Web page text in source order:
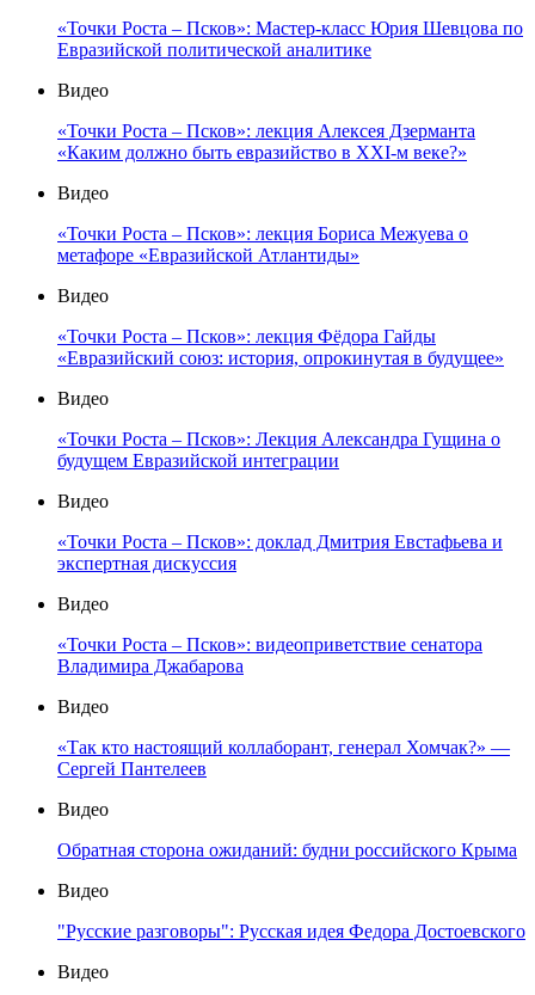
«Точки Роста – Псков»: Мастер-класс Юрия Шевцова по
Евразийской политической аналитике
Видео
«Точки Роста – Псков»: лекция Алексея Дзерманта
«Каким должно быть евразийство в XXI-м веке?»
Видео
«Точки Роста – Псков»: лекция Бориса Межуева о
метафоре «Евразийской Атлантиды»
Видео
«Точки Роста – Псков»: лекция Фёдора Гайды
«Евразийский союз: история, опрокинутая в будущее»
Видео
«Точки Роста – Псков»: Лекция Александра Гущина о
будущем Евразийской интеграции
Видео
«Точки Роста – Псков»: доклад Дмитрия Евстафьева и
экспертная дискуссия
Видео
«Точки Роста – Псков»: видеоприветствие сенатора
Владимира Джабарова
Видео
«Так кто настоящий коллаборант, генерал Хомчак?» —
Сергей Пантелеев
Видео
Обратная сторона ожиданий: будни российского Крыма
Видео
"Русские разговоры": Русская идея Федора Достоевского
Видео